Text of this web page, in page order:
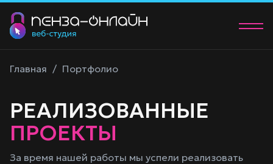
Портфолио
Контакты
Главная / Портфолио
РЕАЛИЗОВАННЫЕ
ПРОЕКТЫ
За время нашей работы мы успели реализовать